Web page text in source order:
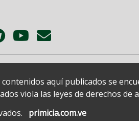
aquí publicados se
viola las leyes de derechos de
primicia.com.ve